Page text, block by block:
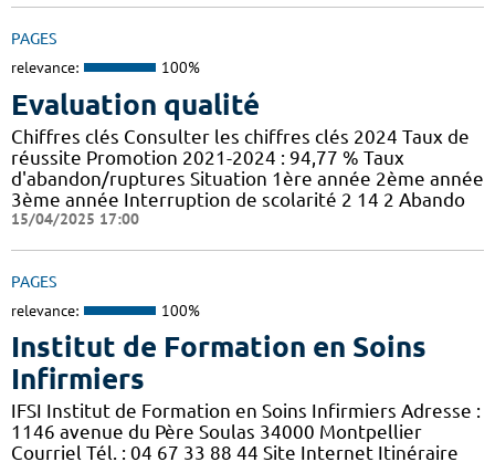
PAGES
relevance: 100%
Evaluation qualité
Chiffres clés Consulter les chiffres clés 2024 Taux de
réussite Promotion 2021-2024 : 94,77 % Taux
d'abandon/ruptures Situation 1ère année 2ème année
3ème année Interruption de scolarité 2 14 2 Abando
15/04/2025 17:00
PAGES
relevance: 100%
Institut de Formation en Soins
Infirmiers
IFSI Institut de Formation en Soins Infirmiers Adresse :
1146 avenue du Père Soulas 34000 Montpellier
Courriel Tél. : 04 67 33 88 44 Site Internet Itinéraire